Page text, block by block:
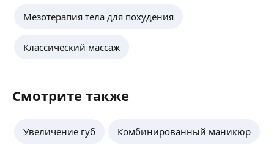
Мезотерапия тела для похудения
Классический массаж
Смотрите также
Увеличение губ Комбинированный маникюр